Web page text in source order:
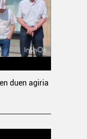
duen agiria